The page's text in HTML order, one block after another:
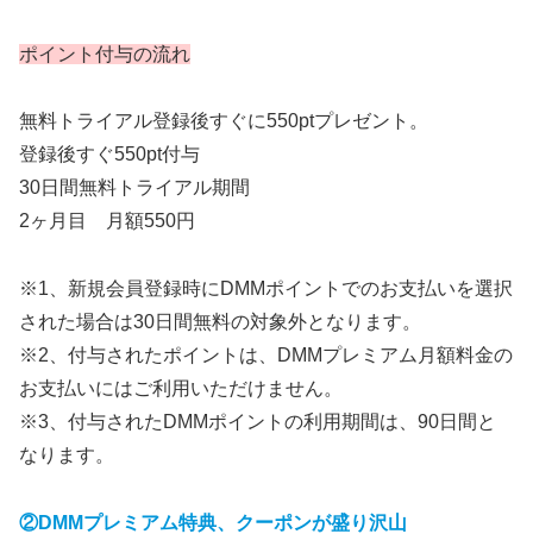
ポイント付与の流れ
無料トライアル登録後すぐに550ptプレゼント。
登録後すぐ550pt付与
30日間無料トライアル期間
2ヶ月目 月額550円
※1、新規会員登録時にDMMポイントでのお支払いを選択
された場合は30日間無料の対象外となります。
※2、付与されたポイントは、DMMプレミアム月額料金の
お支払いにはご利用いただけません。
※3、付与されたDMMポイントの利用期間は、90日間と
なります。
②DMMプレミアム特典、クーポンが盛り沢山